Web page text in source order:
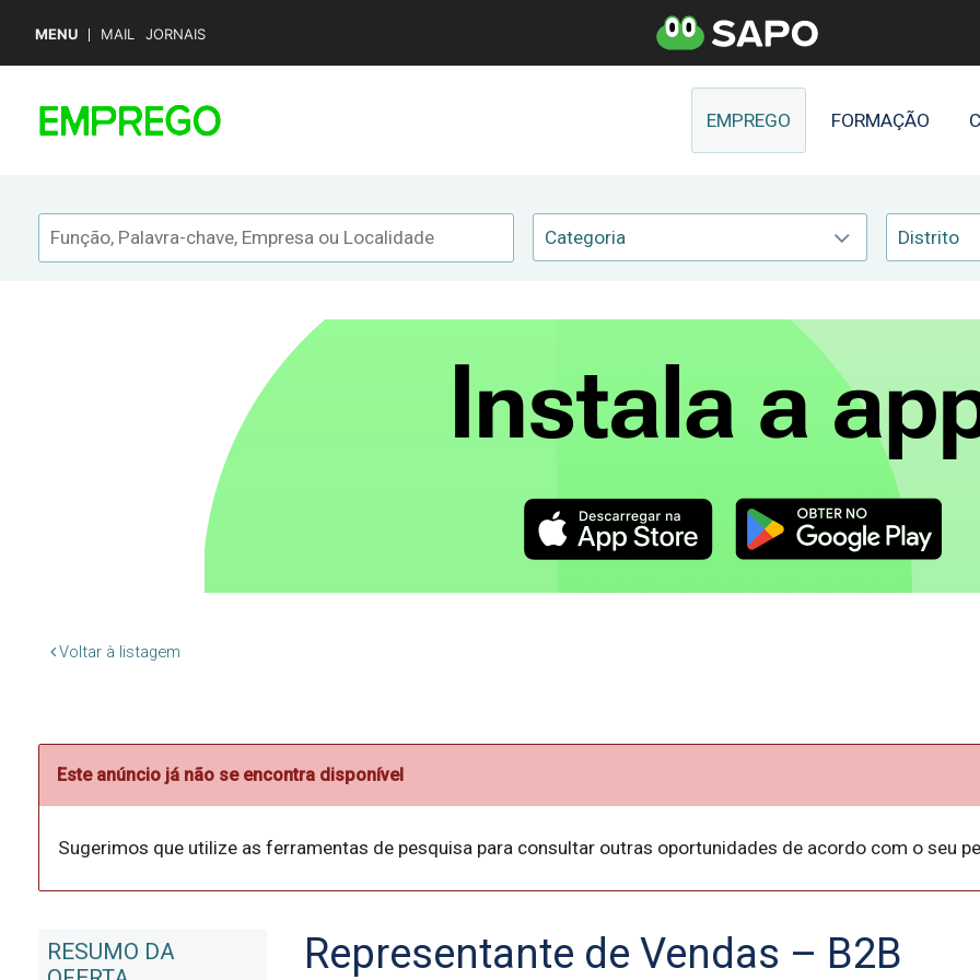
MENU MAIL JORNAIS
EMPREGO FORMAÇÃO
Categoria Distrito
Voltar à listagem
Este anúncio já não se encontra disponível
Sugerimos que utilize as ferramentas de pesquisa para consultar outras oportunidades de acordo com o seu
RESUMO DA
Representante de Vendas – B2B